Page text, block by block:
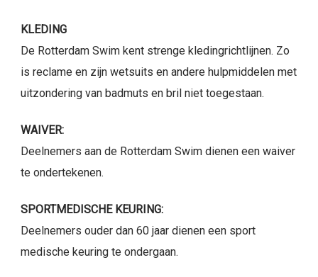
KLEDING
De Rotterdam Swim kent strenge kledingrichtlijnen. Zo
is reclame en zijn wetsuits en andere hulpmiddelen met
uitzondering van badmuts en bril niet toegestaan.
WAIVER:
Deelnemers aan de Rotterdam Swim dienen een waiver
te ondertekenen.
SPORTMEDISCHE KEURING:
Deelnemers ouder dan 60 jaar dienen een sport
medische keuring te ondergaan.